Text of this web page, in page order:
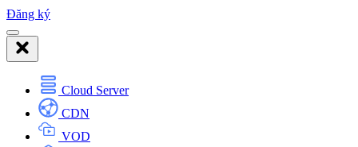
Đăng ký
Cloud Server
CDN
VOD